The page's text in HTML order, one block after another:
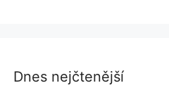
Dnes nejčtenější